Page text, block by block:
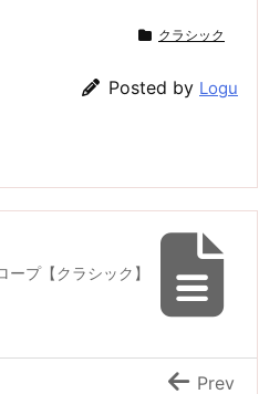
クラシック
Posted by Logu
プ【クラシック】
Prev